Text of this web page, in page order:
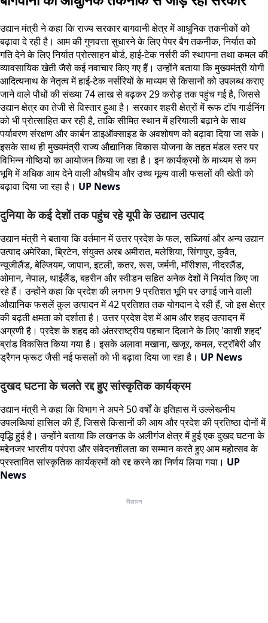
उद्यान मंत्री ने कहा कि राज्य सरकार बागवानी क्षेत्र में आधुनिक तकनीकों को
बढ़ावा दे रही है। आम की गुणवत्ता सुधारने के लिए पेपर बैग तकनीक, निर्यात को
गति देने के लिए निर्यात प्रोत्साहन बोर्ड, हाई-टेक नर्सरी की स्थापना तथा कमल की
व्यावसायिक खेती जैसे कई नवाचार किए गए हैं। उन्होंने बताया कि मुख्यमंत्री योगी
आदित्यनाथ के नेतृत्व में हाई-टेक नर्सरियों के माध्यम से किसानों को उपलब्ध कराए
जाने वाले पौधों की संख्या 74 लाख से बढ़कर 29 करोड़ तक पहुंच गई है, जिससे
उद्यान क्षेत्र का तेजी से विस्तार हुआ है। सरकार शहरी क्षेत्रों में रूफ टॉप गार्डनिंग
को भी प्रोत्साहित कर रही है, ताकि सीमित स्थान में हरियाली बढ़ाने के साथ
पर्यावरण संरक्षण और कार्बन डाइऑक्साइड के अवशोषण को बढ़ावा दिया जा सके।
इसके साथ ही मुख्यमंत्री राज्य औद्यानिक विकास योजना के तहत मंडल स्तर पर
विभिन्न गोष्ठियों का आयोजन किया जा रहा है। इन कार्यक्रमों के माध्यम से कम
भूमि में अधिक आय देने वाली औषधीय और उच्च मूल्य वाली फसलों की खेती को
बढ़ावा दिया जा रहा है। UP News
दुनिया के कई देशों तक पहुंच रहे यूपी के उद्यान उत्पाद
उद्यान मंत्री ने बताया कि वर्तमान में उत्तर प्रदेश के फल, सब्जियां और अन्य उद्यान
उत्पाद अमेरिका, ब्रिटेन, संयुक्त अरब अमीरात, मलेशिया, सिंगापुर, कुवैत,
न्यूजीलैंड, बेल्जियम, जापान, इटली, कतर, रूस, जर्मनी, मॉरीशस, नीदरलैंड,
ओमान, नेपाल, थाईलैंड, बहरीन और स्वीडन सहित अनेक देशों में निर्यात किए जा
रहे हैं। उन्होंने कहा कि प्रदेश की लगभग 9 प्रतिशत भूमि पर उगाई जाने वाली
औद्यानिक फसलें कुल उत्पादन में 42 प्रतिशत तक योगदान दे रही हैं, जो इस क्षेत्र
की बढ़ती क्षमता को दर्शाता है। उत्तर प्रदेश देश में आम और शहद उत्पादन में
अग्रणी है। प्रदेश के शहद को अंतरराष्ट्रीय पहचान दिलाने के लिए 'काशी शहद'
ब्रांड विकसित किया गया है। इसके अलावा मखाना, खजूर, कमल, स्ट्रॉबेरी और
ड्रैगन फ्रूट जैसी नई फसलों को भी बढ़ावा दिया जा रहा है। UP News
दुखद घटना के चलते रद्द हुए सांस्कृतिक कार्यक्रम
उद्यान मंत्री ने कहा कि विभाग ने अपने 50 वर्षों के इतिहास में उल्लेखनीय
उपलब्धियां हासिल की हैं, जिससे किसानों की आय और प्रदेश की प्रतिष्ठा दोनों में
वृद्धि हुई है। उन्होंने बताया कि लखनऊ के अलीगंज क्षेत्र में हुई एक दुखद घटना के
मद्देनजर भारतीय परंपरा और संवेदनशीलता का सम्मान करते हुए आम महोत्सव के
प्रस्तावित सांस्कृतिक कार्यक्रमों को रद्द करने का निर्णय लिया गया। UP
News
विज्ञापन